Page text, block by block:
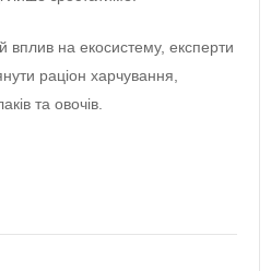
на екосистему, експерти
раціон харчування,
та овочів.